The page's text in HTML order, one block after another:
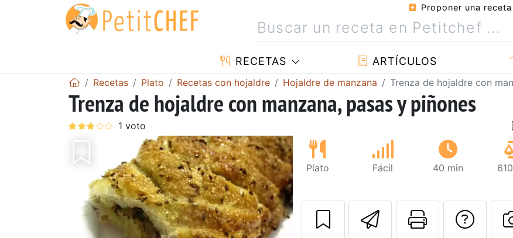
Proponer una receta
RECETAS ARTÍCULOS
Recetas Plato Recetas con hojaldre Hojaldre de manzana Trenza de hojaldre con
Trenza de hojaldre con manzana, pasas y piñones
Plato Fácil 40 min
Enviar esta
Imprimir